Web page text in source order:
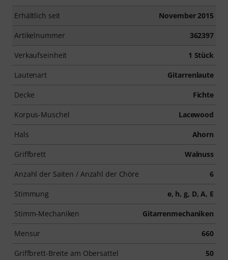
Erhältlich seit November 2015
Artikelnummer 362397
Verkaufseinheit 1 Stück
Lautenart Gitarrenlaute
Decke Fichte
Korpus-Muschel Lacewood
Hals Ahorn
Griffbrett Walnuss
Anzahl der Saiten / Anzahl der Chöre 6
Stimmung e, h, g, D, A, E
Stimm-Mechaniken Gitarrenmechaniken
Mensur 660
Griffbrett-Breite am Obersattel 50